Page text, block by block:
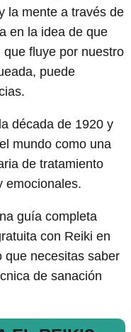
la mente a través de
en la idea de que
fluye por nuestro
puede
década de 1920 y
mundo como una
de tratamiento
emocionales.
guía completa
con Reiki en
que necesitas saber
de sanación